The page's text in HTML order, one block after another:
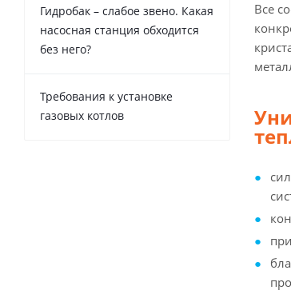
Все
Гидробак – слабое звено. Какая
насосная станция обходится
без него?
Требования к установке
газовых котлов